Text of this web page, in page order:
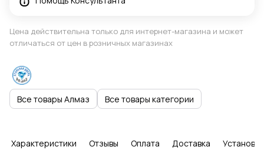
Цена действительна только для интернет-магазина и может
отличаться от цен в розничных магазинах
Все товары Алмаз Все товары категории
Характеристики Отзывы Оплата Доставка Установка